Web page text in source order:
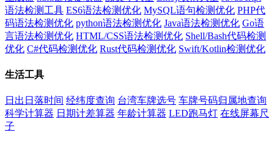
语法检测工具 ES6语法检测优化 MySQL语句检测优化 PHP代
码语法检测优化 python语法检测优化 Java语法检测优化 Go语
言语法检测优化 HTML/CSS语法检测优化 Shell/Bash代码检测
优化 C#代码检测优化 Rust代码检测优化 Swift/Kotlin检测优化
生活工具
日出日落时间 经纬度查询 台湾车牌选号 车牌号码归属地查询
科学计算器 日期计差算器 年龄计算器 LED跑马灯 在线屏幕尺
子